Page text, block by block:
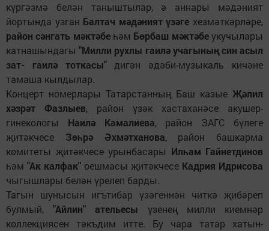
күргәзмә белән таныштылар, ә аннары мәдәният
йортында узган Балтач мәдәният үзәге хезмәткәрләре,
район сәнгать мәктәбеһәм Бөрбаш мәктәбеукучылары
катнашындагы"Милли рухлы гаилә учагының син асыл
зат- гаилә тоткасы"дигән әдәби-музыкаль кичәне
тамаша кылдылар.
Концерт номерлары Татарстанның Баш казые Җәлил
хәзрәт Фазлыев, район үзәк хастаханәсе акушер-
гинекологы Наилә Камалиева, район ЗАГС бүлеге
җитәкчесе Зөһрә Әхмәтханова, район башкарма
комитеты җитәкчесе урынбасары Илһам Гайнетдинов
һәм "Ак калфак" оешмасы җитәкчесе Кадрия Идрисова
чыгышлары белән үрелеп барды.
Тагын шунысын игътибар үзәгеннән читкә җибәреп
булмый,"Айлин" ательесы үзенең милли киемнәр
коллекциясен тәкъдим итте. Бу чара татар хатын-